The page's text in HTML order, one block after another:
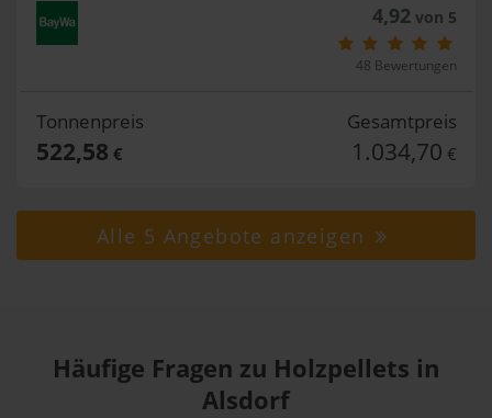
4,92von 5
48 Bewertungen
Tonnenpreis
522,58 €
Gesamtpreis
1.034,70 €
Alle 5 Angebote anzeigen
Häufige Fragen zu Holzpellets in
Alsdorf